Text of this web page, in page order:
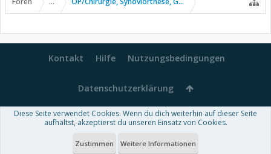
Kontakt Hilfe Nutzungsbedingungen
Datenschutzerklärung
Forum software by XenForo™-Deutsch von xenDach
Theme designed byThemeHouse
Diese Seite verwendet Cookies. Wenn du dich weiterhin auf dieser Seite
aufhältst, akzeptierst du unseren Einsatz von Cookies.
Zustimmen Weitere Informationen